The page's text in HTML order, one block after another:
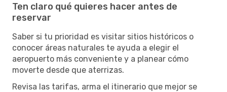
Ten claro qué quieres hacer antes de
reservar
Saber si tu prioridad es visitar sitios históricos o
conocer áreas naturales te ayuda a elegir el
aeropuerto más conveniente y a planear cómo
moverte desde que aterrizas.
Revisa las tarifas, arma el itinerario que mejor se